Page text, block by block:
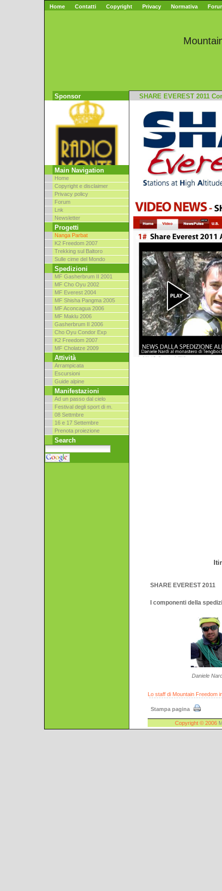
Home Contatti Copyright Privacy Normativa
Sponsor
Main Navigation
Home
Copyright e disclaimer
Privacy policy
Forum
Lnk
Newsletter
Progetti
Nanga Parbat
K2 Freedom 2007
Trekking sul Baltoro
Sulle cime del Mondo
Spedizioni
MF Gasherbrum II 2001
MF Cho Oyu 2002
MF Everest 2004
MF Shisha Pangma 2005
MF Aconcagua 2006
MF Maklu 2006
Gasherbrum II 2006
Cho Oyu Condor Exp
K2 Freedom 2007
MF Cholatze 2009
Attività
Arrampicata
Escursioni
Guide alpine
Manifestazioni
Ad un passo dal cielo
Festival degli sport di m.
08 Settmbre
16 e 17 Settembre
Prenota proiezione
Search
SHARE EVEREST 2011
SHARE EVEREST 2011
I componenti della
Daniele
Lo staff di Mountain Freedom
Stampa pagina
Copyright © 2006